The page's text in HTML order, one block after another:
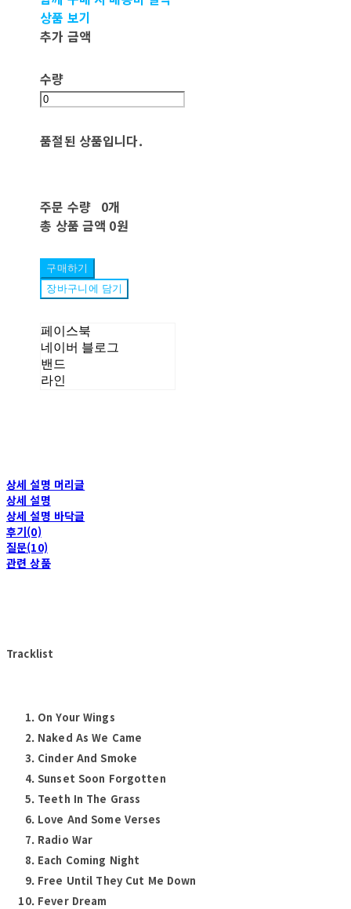
상품 보기
추가 금액
수량
품절된 상품입니다.
주문 수량 0개
총 상품 금액 0원
구매하기
장바구니에 담기
페이스북
네이버 블로그
밴드
라인
상세 설명 머리글
상세 설명
상세 설명 바닥글
후기(0)
질문(10)
관련 상품
Tracklist
On Your Wings
Naked As We Came
Cinder And Smoke
Sunset Soon Forgotten
Teeth In The Grass
Love And Some Verses
Radio War
Each Coming Night
Free Until They Cut Me Down
Fever Dream